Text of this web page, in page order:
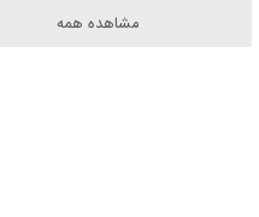
هشدار درباره تداوم تغییر
مشاهده همه